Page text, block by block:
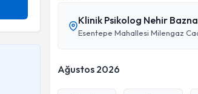
Klinik Psikolog Nehir Bazna
Ağustos 2026